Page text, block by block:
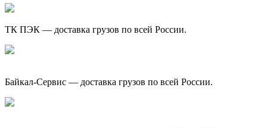
ТК ПЭК — доставка грузов по всей России.
Байкал-Сервис — доставка грузов по всей России.